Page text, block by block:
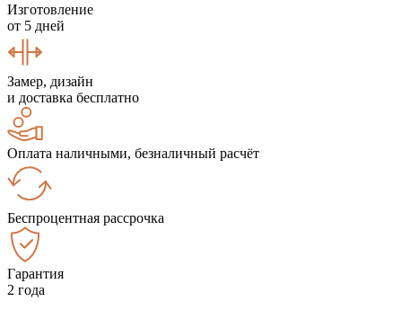
Изготовление
от 5 дней
Замер, дизайн
и доставка бесплатно
Оплата наличными, безналичный расчёт
Беспроцентная рассрочка
Гарантия
2 года